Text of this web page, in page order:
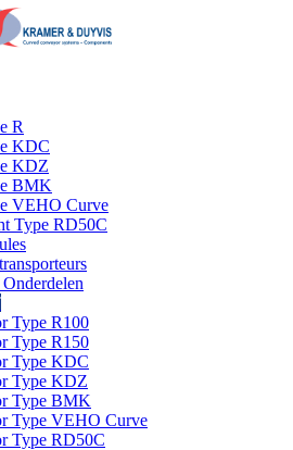
R
KDC
KDZ
BMK
VEHO Curve
Type RD50C
Type R100
Type R150
Type KDC
Type KDZ
Type BMK
Type VEHO Curve
Type RD50C